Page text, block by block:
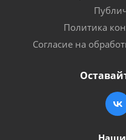
Политика
Согласие на
Наши